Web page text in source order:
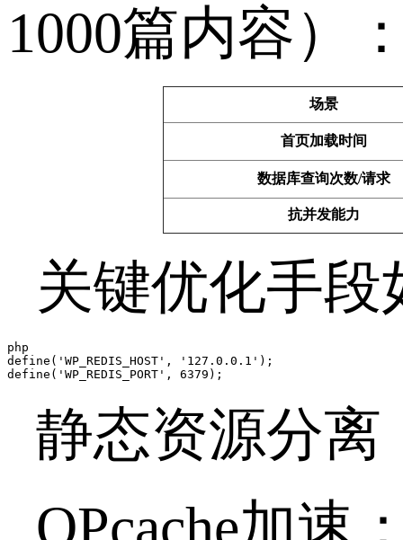
1000篇内容）
场景
首页加载时间
数据库查询次数/请求
抗并发能力
关键优化手
php
define('WP_REDIS_HOST', '127.0.0.1');
define('WP_REDIS_PORT', 6379);
静态资源分离
OPcache加